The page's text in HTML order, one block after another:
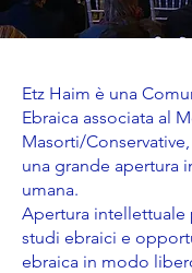
Etz Haim è una
Ebraica associata al
Masorti/
una grande apertura
umana.
Apertura
studi ebraici e
ebraica in modo